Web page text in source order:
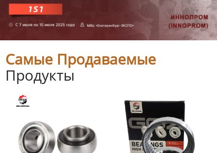
Самые Продаваемые
Продукты